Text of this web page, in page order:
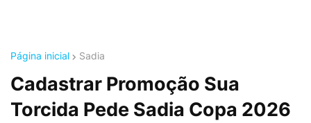
Página inicial Sadia
Cadastrar Promoção Sua
Torcida Pede Sadia Copa 2026